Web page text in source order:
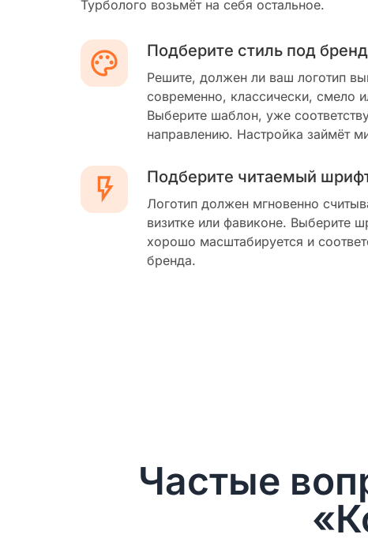
Турболого возьмёт на себя остальное.
Подберите стиль под бренд
Решите, должен ли ваш логотип
современно, классически, смело
Выберите шаблон, уже
направлению. Настройка займёт
Подберите читаемый
Логотип должен мгновенно
визитке или фавиконе. Выберите
хорошо масштабируется и
бренда.
Частые